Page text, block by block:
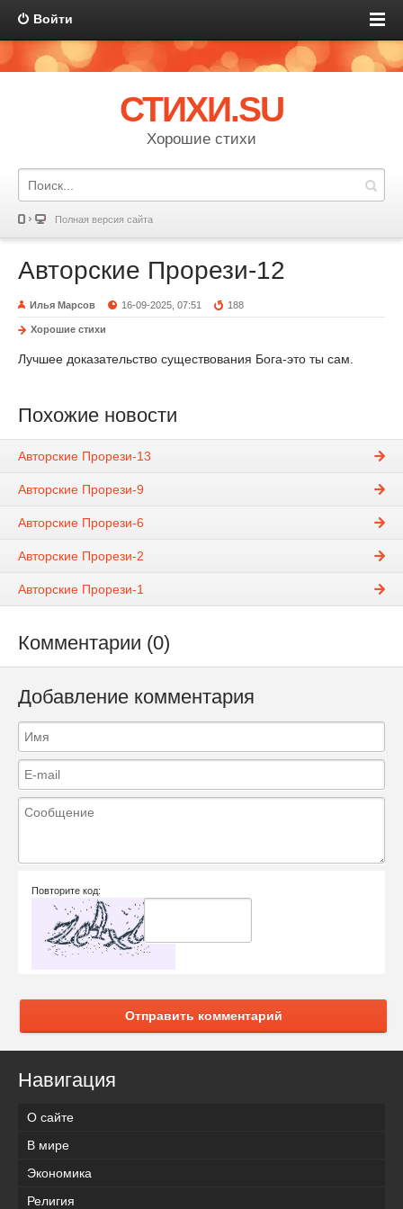
Войти
СТИХИ.SU
Хорошие стихи
Полная версия сайта
Авторские Прорези-12
Илья Марсов 16-09-2025, 07:51 188
Хорошие стихи
Лучшее доказательство существования Бога-это ты сам.
Похожие новости
Авторские Прорези-13
Авторские Прорези-9
Авторские Прорези-6
Авторские Прорези-2
Авторские Прорези-1
Комментарии (0)
Добавление комментария
Повторите код:
Отправить комментарий
Навигация
О сайте
В мире
Экономика
Религия